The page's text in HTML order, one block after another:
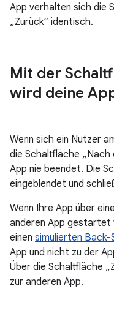
App verhalten sich die
„Zurück“ identisch.
Mit der
wird deine
Wenn sich ein Nutzer
die Schaltfläche „Nach
App nie beendet. Die
eingeblendet und
Wenn Ihre App über
anderen App gestartet
einen simulierten Back-
App und nicht zu der
Über die Schaltfläche
zur anderen App.